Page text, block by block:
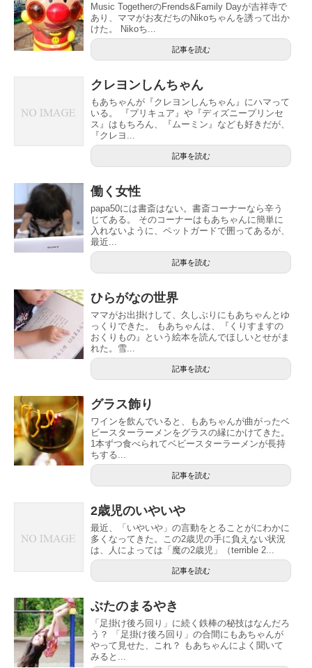
Music TogetherのFrends&Family Dayが吉祥寺で
あり、ママがお友だちのNikoちゃんを誘って出か
けた。 Nikoち...
記事を読む
クレヨンしんちゃん
もあちゃんが『クレヨンしんちゃん』にハマって
いる。 『プリキュア』や『ディズニープリンセ
ス』はもちろん、『ムーミン』なども好きだが、
『クレヨ...
記事を読む
働く女性
papa50には書斎はない。書斎コーナーなら辛う
じてある。 そのコーナーはもあちゃんに簡単に
入れないように、ペットガードで囲ってあるが、
最近...
記事を読む
ひらがなの世界
ママがお出掛けして、久しぶりにもあちゃんとゆ
っくりできた。 もあちゃんは、『くりすますの
おくりもの』という絵本を読んでほしいとせがま
れた。雪...
記事を読む
グラス飾り
ワインを飲んでいると、もあちゃんが曲がったベ
ビースターラーメンをグラスの縁にかけてきた。
1本ずつ食べられてベビースターラーメンが長持
ちする...
記事を読む
2歳児のいやいや
最近、「いやいや」の言動をとることがにわかに
多くなってきた。この2歳児の手に負えない状況
は、人によっては「魔の2歳児」（terrible 2...
記事を読む
ぶたのまるやき
「足掛け後ろ回り」に続く鉄棒の秘技はなんだろ
う？ 「足掛け後ろ回り」の合間にもあちゃんが
やって見せた、これ？ もあちゃんによく聞いて
みると...